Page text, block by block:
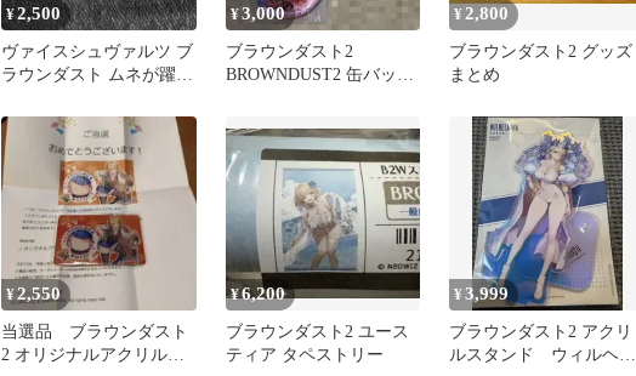
¥2,500
ヴァイスシュヴァルツ ブ
ラウンダスト ムネが躍る
ト BRD/W139-022SSR1
¥3,000
ブラウンダスト2
BROWNDUST2 缶バッジ
¥ 2,800
ブラウンダスト2 グッズ
まとめ
¥2,550
当選品 ブラウンダスト
2 オリジナルアクリルカ
¥6,200
ブラウンダスト2 ユース
ティア タペストリー
¥3,999
ブラウンダスト2 アクリ
ルスタンド ウィルヘル